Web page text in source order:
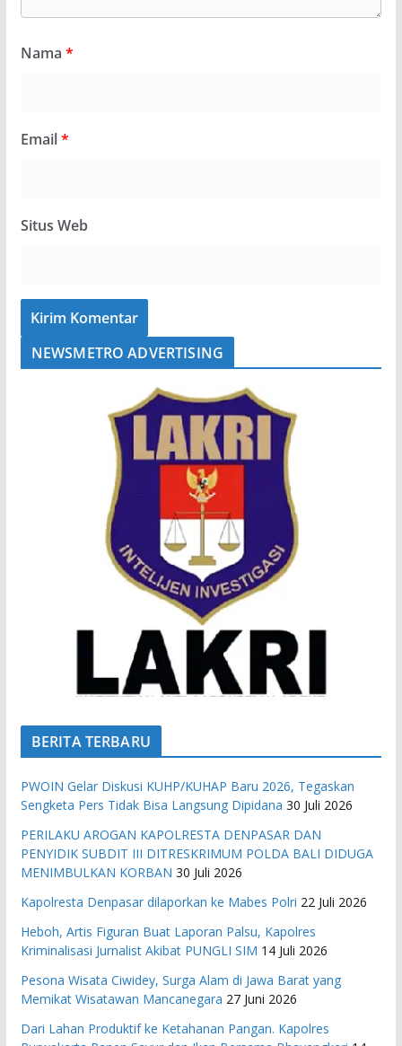
Nama *
Email*
Situs Web
NEWSMETRO ADVERTISING
BERITA TERBARU
PWOIN Gelar Diskusi KUHP/KUHAP Baru 2026, Tegaskan
Sengketa Pers Tidak Bisa Langsung Dipidana 30 Juli 2026
PERILAKU AROGAN KAPOLRESTA DENPASAR DAN
PENYIDIK SUBDIT III DITRESKRIMUM POLDA BALI DIDUGA
MENIMBULKAN KORBAN 30 Juli 2026
Kapolresta Denpasar dilaporkan ke Mabes Polri 22 Juli 2026
Heboh, Artis Figuran Buat Laporan Palsu, Kapolres
Kriminalisasi Jurnalist Akibat PUNGLI SIM 14 Juli 2026
Pesona Wisata Ciwidey, Surga Alam di Jawa Barat yang
Memikat Wisatawan Mancanegara 27 Juni 2026
Dari Lahan Produktif ke Ketahanan Pangan. Kapolres